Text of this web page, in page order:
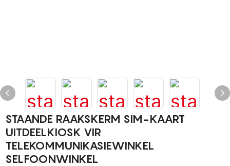
STAANDE RAAKSKERM SIM-KAART
UITDEELKIOSK VIR
TELEKOMMUNIKASIEWINKEL
SELFOONWINKEL